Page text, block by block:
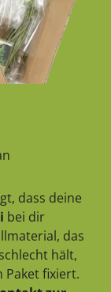
dass deine
bei dir
das
hält,
Paket fixiert.